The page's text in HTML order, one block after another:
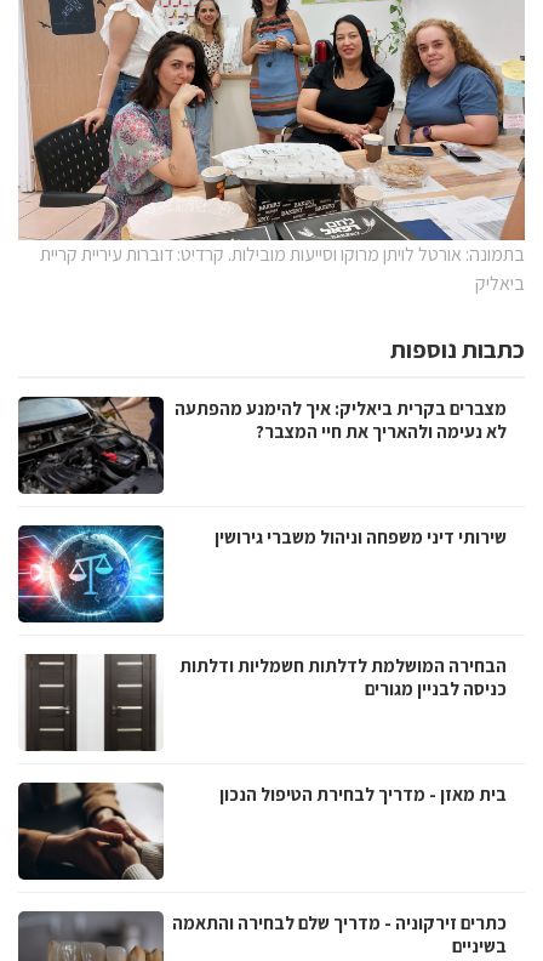
בתמונה: אורטל לויתן מרוקו וסייעות מובילות. קרדיט: דוברות עיריית קריית
ביאליק
כתבות נוספות
מצברים בקרית ביאליק: איך להימנע מהפתעה
לא נעימה ולהאריך את חיי המצבר?
שירותי דיני משפחה וניהול משברי גירושין
הבחירה המושלמת לדלתות חשמליות ודלתות
כניסה לבניין מגורים
בית מאזן - מדריך לבחירת הטיפול הנכון
כתרים זירקוניה - מדריך שלם לבחירה והתאמה
בשיניים